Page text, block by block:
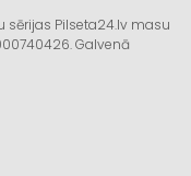
sērijas Pilseta24.lv masu
Galvenā